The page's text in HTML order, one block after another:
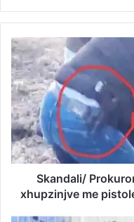
Skandali/
xhupzinjve me